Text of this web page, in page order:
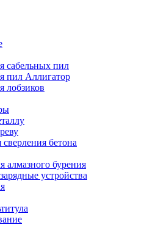
сабельных пил
пил Аллигатор
лобзиков
бетона
алмазного бурения
устройства